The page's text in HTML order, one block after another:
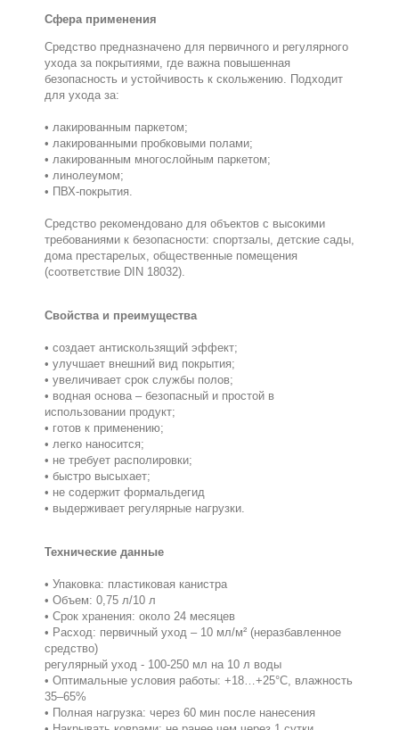
Сфера применения
Средство предназначено для первичного и регулярного
ухода за покрытиями, где важна повышенная
безопасность и устойчивость к скольжению. Подходит
для ухода за:
• лакированным паркетом;
• лакированными пробковыми полами;
• лакированным многослойным паркетом;
• линолеумом;
• ПВХ-покрытия.
Средство рекомендовано для объектов с высокими
требованиями к безопасности: спортзалы, детские сады,
дома престарелых, общественные помещения
(соответствие DIN 18032).
Свойства и преимущества
• создает антискользящий эффект;
• улучшает внешний вид покрытия;
• увеличивает срок службы полов;
• водная основа – безопасный и простой в
использовании продукт;
• готов к применению;
• легко наносится;
• не требует располировки;
• быстро высыхает;
• не содержит формальдегид
• выдерживает регулярные нагрузки.
Технические данные
• Упаковка: пластиковая канистра
• Объем: 0,75 л/10 л
• Срок хранения: около 24 месяцев
• Расход: первичный уход – 10 мл/м² (неразбавленное
средство)
регулярный уход - 100-250 мл на 10 л воды
• Оптимальные условия работы: +18…+25°C, влажность
35–65%
• Полная нагрузка: через 60 мин после нанесения